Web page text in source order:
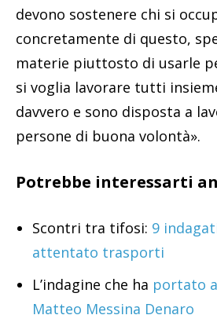
devono sostenere chi si
concretamente di questo,
materie piuttosto di usarle
si voglia lavorare tutti
davvero e sono disposta a
persone di buona volontà».
Potrebbe interessarti
Scontri tra tifosi: 9
attentato trasporti
L’indagine che ha portato
Matteo Messina Denaro